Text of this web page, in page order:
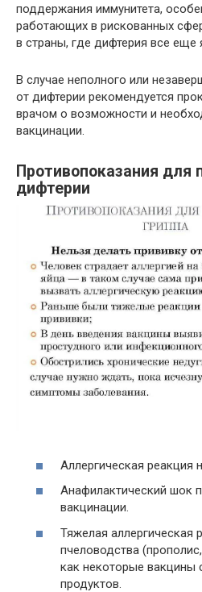
поддержания иммунитета,
работающих в рискованных
в страны, где дифтерия все еще
В случае неполного или
от дифтерии рекомендуется
врачом о возможности и
вакцинации.
Противопоказания для
дифтерии
Аллергическая реакция
Анафилактический шок
вакцинации.
Тяжелая аллергическая
пчеловодства
как некоторые вакцины
продуктов.